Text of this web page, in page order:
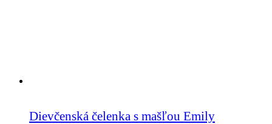
Dievčenská čelenka s mašľou Emily